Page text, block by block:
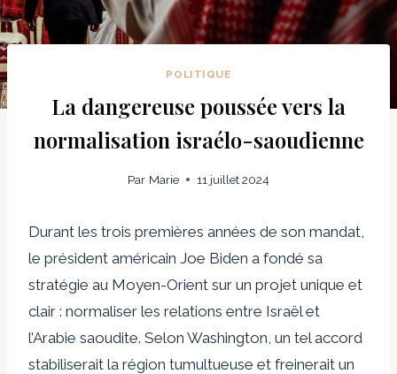
POLITIQUE
La dangereuse poussée vers la
normalisation israélo-saoudienne
Par Marie 11 juillet 2024
Durant les trois premières années de son mandat,
le président américain Joe Biden a fondé sa
stratégie au Moyen-Orient sur un projet unique et
clair : normaliser les relations entre Israël et
l’Arabie saoudite. Selon Washington, un tel accord
stabiliserait la région tumultueuse et freinerait un